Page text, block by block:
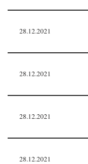
28.12.2021
28.12.2021
28.12.2021
28.12.2021